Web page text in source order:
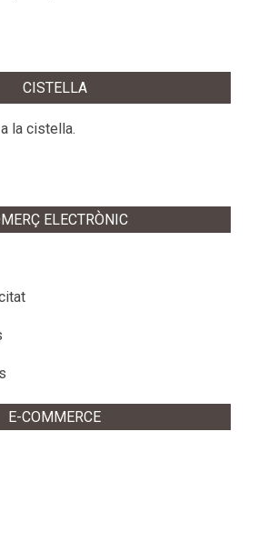
CISTELLA
la cistella.
ELECTRÒNIC
E-COMMERCE